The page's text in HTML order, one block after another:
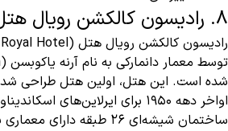
8. رادیسون کالکشن رویال هتل
شده است. این هتل، اولین هتل طراحی
اواخر دهه ۱۹۵۰ برای ایرلاین‌های
ساختمان شیشه‌ای ۲۶ طبقه